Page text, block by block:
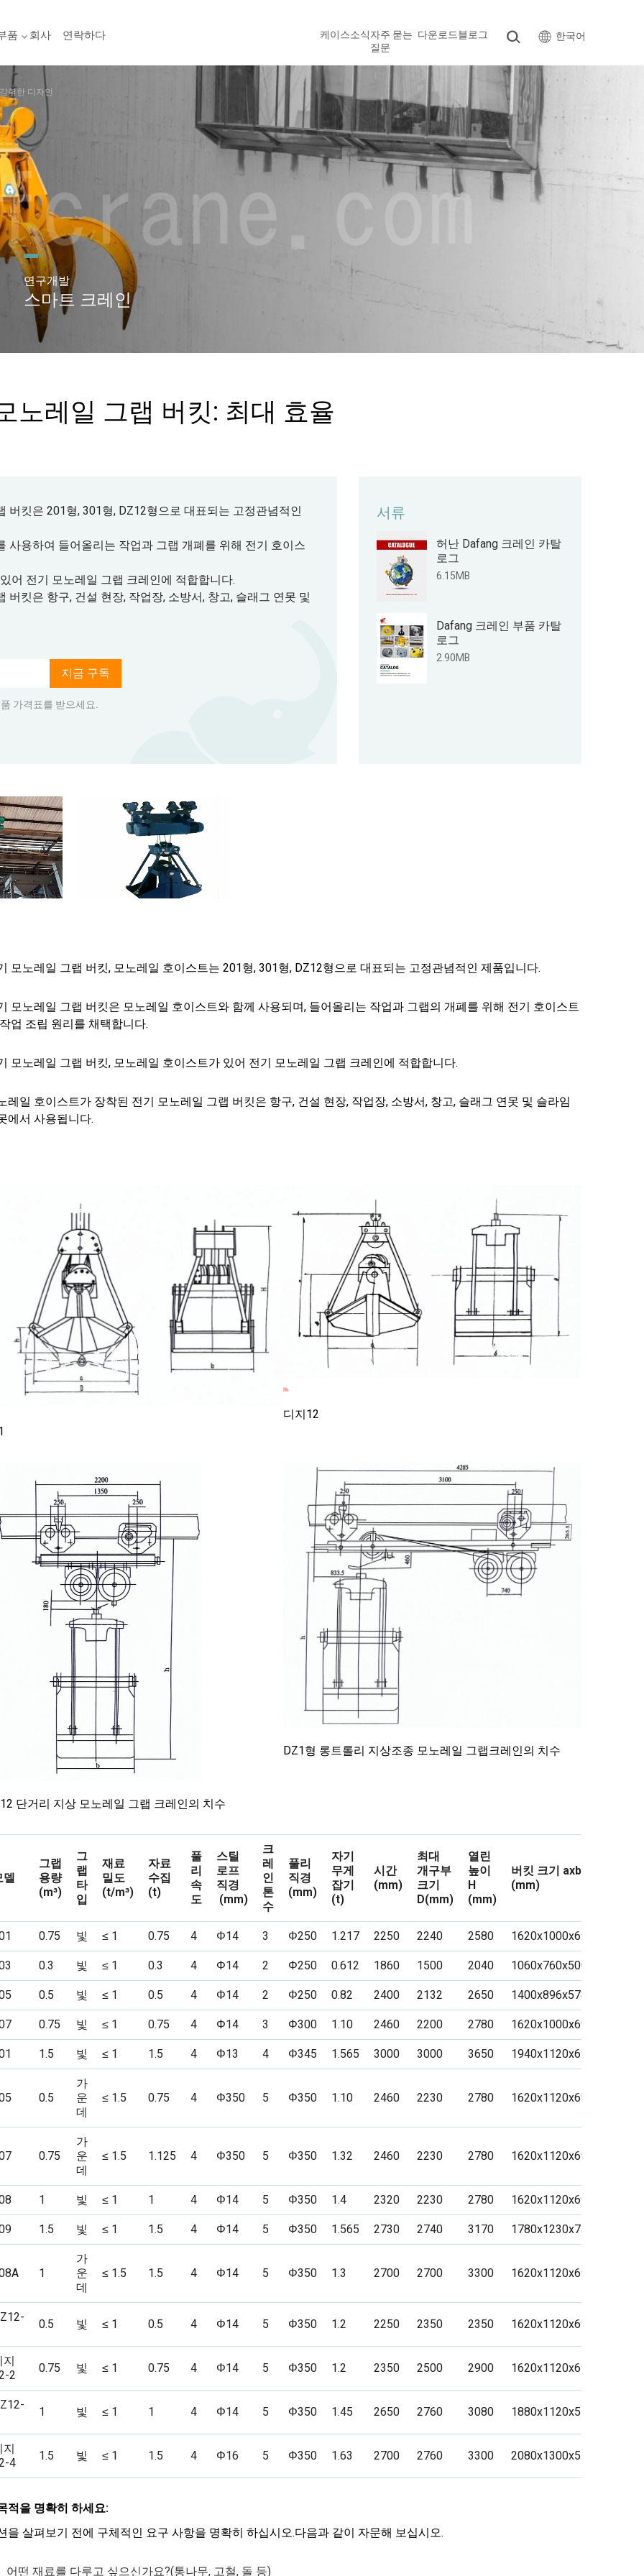
품 회사 연락하다 케이스소식자주 묻는
질문
다운로드블로그 한국어
력한 디자인
연구개발
스마트 크레인
노레일 그랩 버킷: 최대 효율
킷은 201형, 301형, DZ12형으로 대표되는 고정관념적인
사용하여 들어올리는 작업과 그랩 개폐를 위해 전기 호이스
어 전기 모노레일 그랩 크레인에 적합합니다.
킷은 항구, 건설 현장, 작업장, 소방서, 창고, 슬래그 연못 및
지금 구독
가격표를 받으세요.
서류
허난 Dafang 크레인 카탈
로그
6.15MB
Dafang 크레인 부품 카탈
로그
2.90MB
모노레일 그랩 버킷, 모노레일 호이스트는 201형, 301형, DZ12형으로 대표되는 고정관념적인 제품입니다.
모노레일 그랩 버킷은 모노레일 호이스트와 함께 사용되며, 들어올리는 작업과 그랩의 개폐를 위해 전기 호이스트
업 조립 원리를 채택합니다.
모노레일 그랩 버킷, 모노레일 호이스트가 있어 전기 모노레일 그랩 크레인에 적합합니다.
레일 호이스트가 장착된 전기 모노레일 그랩 버킷은 항구, 건설 현장, 작업장, 소방서, 창고, 슬래그 연못 및 슬라임
에서 사용됩니다.
디지12
단거리 지상 모노레일 그랩 크레인의 치수
DZ1형 롱트롤리 지상조종 모노레일 그랩크레인의 치수
델
그랩
용량
(m³)
그
랩
타
입
재료
밀도
(t/m³)
자료
수집
(t)
풀
리
속
도
스틸
로프
직경
(mm)
크
레
인
톤
수
풀리
직경
(mm)
자기
무게
잡기
(t)
시간
(mm)
최대
개구부
크기
D(mm)
열린
높이
H
(mm)
버킷 크기 axbxh
(mm)
0.75 빛 ≤ 1 0.75 4 Φ14 3 Φ250 1.217 2250 2240 2580
1620x1000x690
0.3 빛 ≤ 1 0.3 4 Φ14 2 Φ250 0.612 1860 1500 2040
1060x760x500
0.5 빛 ≤ 1 0.5 4 Φ14 2 Φ250 0.82 2400 2132 2650
1400x896x578
0.75 빛 ≤ 1 0.75 4 Φ14 3 Φ300 1.10 2460 2200 2780
1620x1000x690
1.5 빛 ≤ 1 1.5 4 Φ13 4 Φ345 1.565 3000 3000 3650 1940x1120x690
0.5
가
운
데
≤ 1.5 0.75 4 Φ350 5 Φ350 1.10 2460 2230 2780 1620x1120x690
0.75
가
운
데
≤ 1.5 1.125 4 Φ350 5 Φ350 1.32 2460 2230 2780 1620x1120x690
1 빛 ≤ 1 1 4 Φ14 5 Φ350 1.4 2320 2230 2780
1620x1120x690
1.5 빛 ≤ 1 1.5 4 Φ14 5 Φ350 1.565 2730 2740 3170 1780x1230x740
1
가
운
데
≤ 1.5 1.5 4 Φ14 5 Φ350 1.3 2700 2700 3300 1620x1120x690
0.5 빛 ≤ 1 0.5 4 Φ14 5 Φ350 1.2 2250 2350 2350 1620x1120x690
2
0.75 빛 ≤ 1 0.75 4 Φ14 5 Φ350 1.2 2350 2500 2900 1620x1120x690
1 빛 ≤ 1 1 4 Φ14 5 Φ350 1.45 2650 2760 3080 1880x1120x515
4
1.5 빛 ≤ 1 1.5 4 Φ16 5 Φ350 1.63 2700 2760 3300 2080x1300x515
적을 명확히 하세요:
을 살펴보기 전에 구체적인 요구 사항을 명확히 하십시오.다음과 같이 자문해 보십시오.
어떤 재료를 다루고 싶으신가요?(통나무, 고철, 돌 등)